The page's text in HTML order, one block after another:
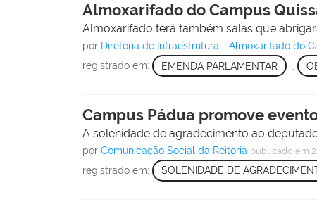
Almoxarifado do Campus
Almoxarifado terá também salas que
por Diretoria de Infraestrutura - Almoxarifado do
registrado em: EMENDA PARLAMENTAR
Campus Pádua promove
A solenidade de agradecimento ao
porComunicação Social da Reitoria publicado em
registrado em: SOLENIDADE DE